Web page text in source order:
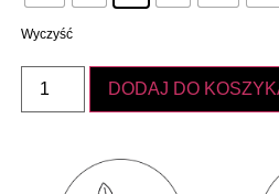
Wyczyść
DODAJ DO